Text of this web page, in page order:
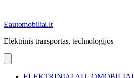
Eautomobiliai.lt
Elektrinis transportas, technologijos
ELEKTRINIAI AUTOMOBILIAI